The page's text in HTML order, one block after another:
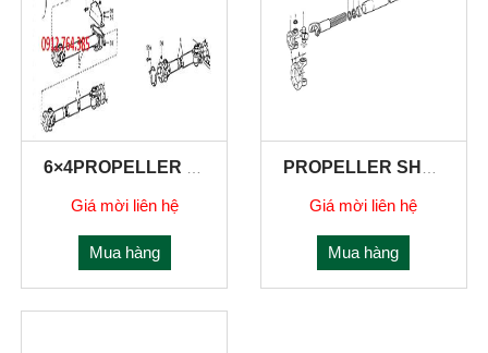
Giá mời liên hệ
Mua hàng
Giá mời liên hệ
Mua hàng